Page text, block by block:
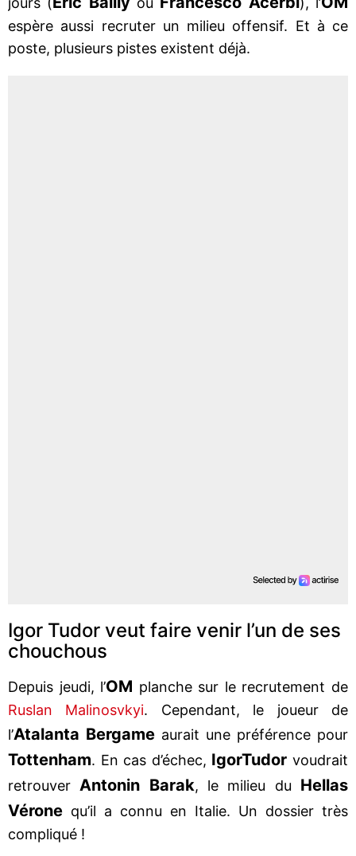
espère aussi recruter un milieu offensif. Et à ce
poste, plusieurs pistes existent déjà.
Igor Tudor veut faire venir l’un de ses
chouchous
Depuis jeudi, l’OM planche sur le recrutement de
Ruslan Malinosvkyi. Cependant, le joueur de
l’Atalanta Bergame aurait une préférence pour
Tottenham. En cas d’échec, IgorTudor voudrait
retrouver Antonin Barak, le milieu du Hellas
Vérone qu’il a connu en Italie. Un dossier très
compliqué !